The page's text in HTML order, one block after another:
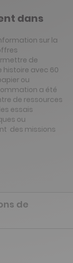
dans
sur la
de
histoire avec 60
ou
a été
de ressources
essais
ou
des missions
de